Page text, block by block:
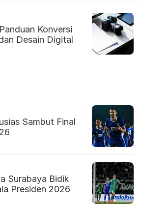
Konversi
Desain Digital
Sambut Final
Surabaya Bidik
Presiden 2026